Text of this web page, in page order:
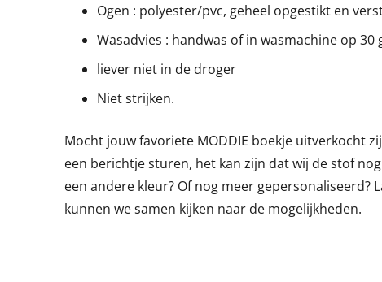
Ogen : polyester/pvc, geheel opgestikt en
Wasadvies : handwas of in wasmachine op 30
liever niet in de droger
Niet strijken.
Mocht jouw favoriete MODDIE boekje uitverkocht
een berichtje sturen, het kan zijn dat wij de stof
een andere kleur? Of nog meer gepersonaliseerd?
kunnen we samen kijken naar de mogelijkheden.